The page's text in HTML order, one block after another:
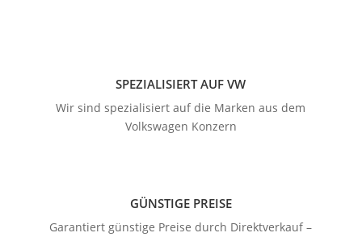
SPEZIALISIERT AUF VW
Wir sind spezialisiert auf die Marken aus dem
Volkswagen Konzern
GÜNSTIGE PREISE
Garantiert günstige Preise durch Direktverkauf –